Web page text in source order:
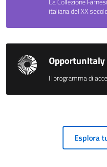
italiana del XX
OpportunItaly
Il programma di
Esplora